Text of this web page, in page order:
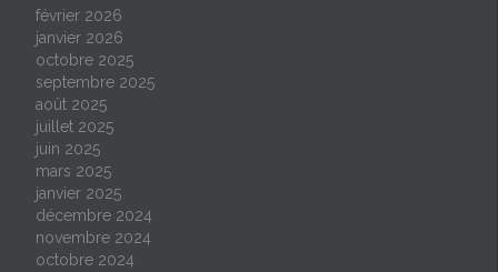
février 2026
janvier 2026
octobre 2025
septembre 2025
août 2025
juillet 2025
juin 2025
mars 2025
janvier 2025
décembre 2024
novembre 2024
octobre 2024